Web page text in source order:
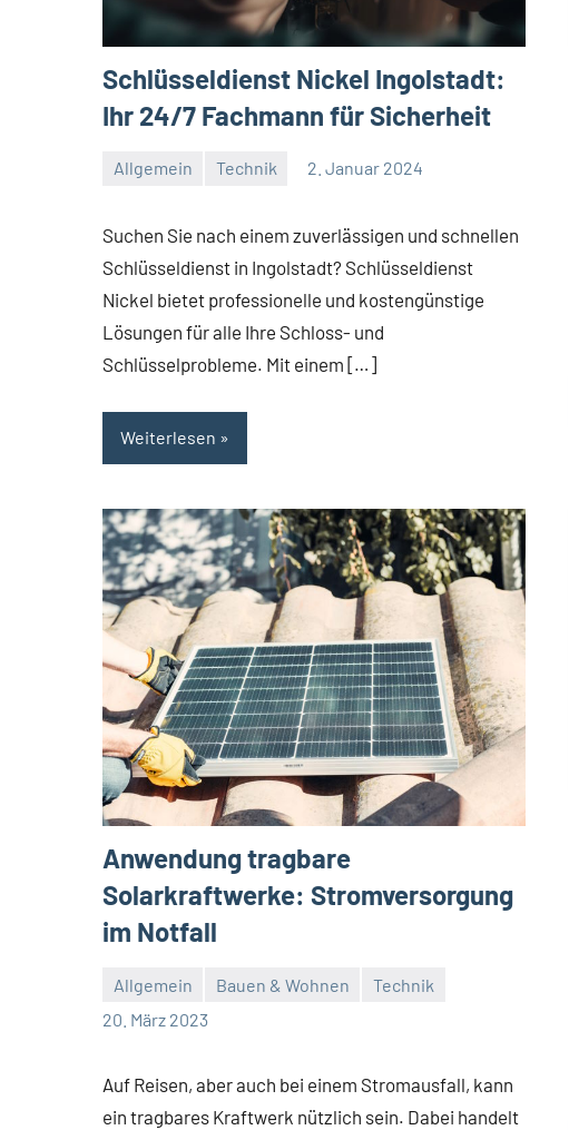
Schlüsseldienst Nickel Ingolstadt:
Ihr 24/7 Fachmann für Sicherheit
Allgemein Technik 2. Januar 2024
Redaktion
Keine
Suchen Sie nach einem zuverlässigen und schnellen
Schlüsseldienst in Ingolstadt? Schlüsseldienst
Nickel bietet professionelle und kostengünstige
Lösungen für alle Ihre Schloss- und
Schlüsselprobleme. Mit einem […]
Weiterlesen
Anwendung tragbare
Solarkraftwerke: Stromversorgung
im Notfall
Allgemein Bauen & Wohnen
Technik
20. März 2023
Redaktion
Keine
Auf Reisen, aber auch bei einem Stromausfall, kann
ein tragbares Kraftwerk nützlich sein. Dabei handelt